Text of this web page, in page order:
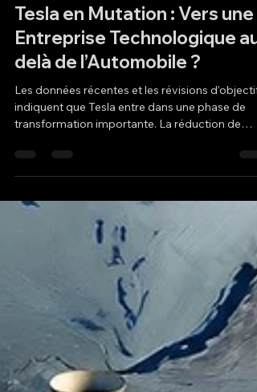
Hakan Doğu
18 mars
2 min de lecture
Entreprise Technologique au-
delà de l’Automobile ?
Les données récentes et les révisions d’objectifs
l’objectif de croissance de la production
automobile de 8,2 % à 3,8 % constitue un signal
clé. L’entreprise a d’ailleurs enregistré l’an dernier
une baisse de ses ventes en volume pour la
première fois de son histoire. En 2026, Tesla fait
également face à des évolutions dans la
structure de ses revenus. La fin de certaines
incitations fiscal